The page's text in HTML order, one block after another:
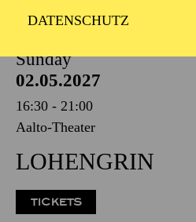
DATENSCHUTZ
Sunday
02.05.2027
16:30 - 21:00
Aalto-Theater
LOHENGRIN
TICKETS